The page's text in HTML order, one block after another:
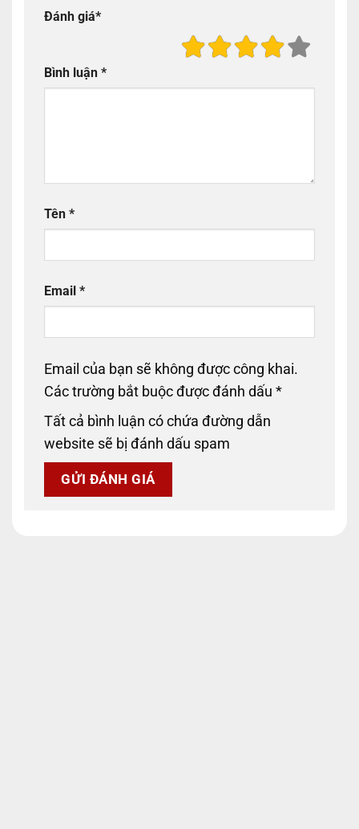
Đánh giá*
Bình luận *
Tên *
Email *
Email của bạn sẽ không được công khai.
Các trường bắt buộc được đánh dấu *
Tất cả bình luận có chứa đường dẫn
website sẽ bị đánh dấu spam